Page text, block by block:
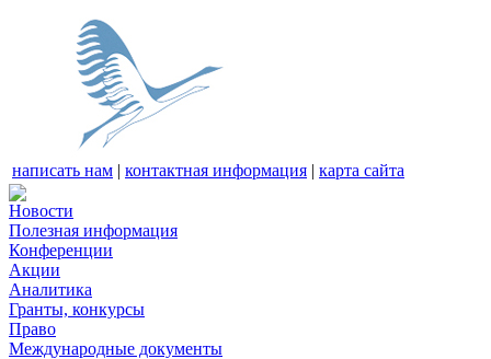
написать нам | контактная информация | карта сайта
Новости
Полезная информация
Конференции
Акции
Аналитика
Гранты, конкурсы
Право
Международные документы